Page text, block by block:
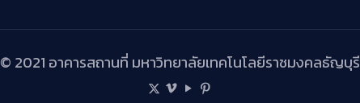
© 2021 อาคารสถานที่ มหาวิทยาลัยเทคโนโลยีราชมงคลธัญบุรี